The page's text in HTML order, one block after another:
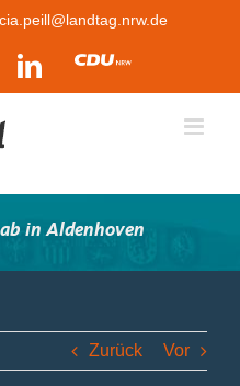
LinkedIn
CDU
in Aldenhoven
Zurück Vor